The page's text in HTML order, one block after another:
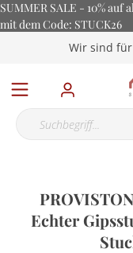
SUMMER SALE - 10% auf
mit dem Code: STUCK26
Wir sind
Echter